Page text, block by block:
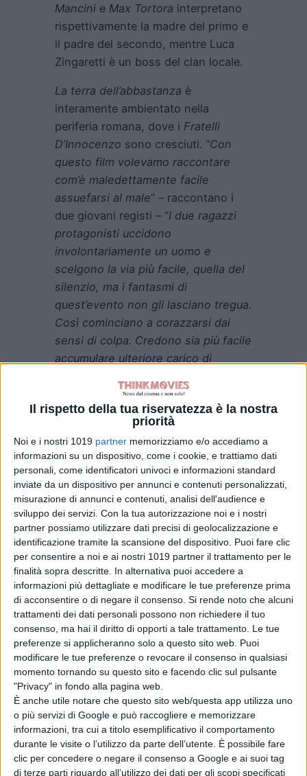
Il rispetto della tua riservatezza è la nostra
priorità
Noi e i nostri 1019 partner memorizziamo e/o accediamo a
informazioni su un dispositivo, come i cookie, e trattiamo dati
personali, come identificatori univoci e informazioni standard
inviate da un dispositivo per annunci e contenuti personalizzati,
misurazione di annunci e contenuti, analisi dell'audience e
sviluppo dei servizi. Con la tua autorizzazione noi e i nostri
partner possiamo utilizzare dati precisi di geolocalizzazione e
identificazione tramite la scansione del dispositivo. Puoi fare clic
per consentire a noi e ai nostri 1019 partner il trattamento per le
finalità sopra descritte. In alternativa puoi accedere a
informazioni più dettagliate e modificare le tue preferenze prima
di acconsentire o di negare il consenso. Si rende noto che alcuni
trattamenti dei dati personali possono non richiedere il tuo
consenso, ma hai il diritto di opporti a tale trattamento. Le tue
preferenze si applicheranno solo a questo sito web. Puoi
modificare le tue preferenze o revocare il consenso in qualsiasi
momento tornando su questo sito e facendo clic sul pulsante
"Privacy" in fondo alla pagina web.
È anche utile notare che questo sito web/questa app utilizza uno
o più servizi di Google e può raccogliere e memorizzare
informazioni, tra cui a titolo esemplificativo il comportamento
durante le visite o l’utilizzo da parte dell’utente. È possibile fare
clic per concedere o negare il consenso a Google e ai suoi tag
di terze parti riguardo all’utilizzo dei dati per gli scopi specificati
Mancini e Max Tortora interpretano
rispettivamente la madre del primo e
il padre del secondo, mentre Luca
Zingaretti è un boss del clan locale.
La terra dell’abbastanza è
interamente ambientato nella
periferia romana, dove i Fratelli
D’Innocenzo sono cresciuti. “Con
questo film volevamo raccontare
com’è maledettamente facile
assuefarsi al male” – raccontano i
due giovani registi – “I due ragazzi
protagonisti uccidono
involontariamente un uomo e
scelgono la via più facile, quella del
silenzio, ma i fantasmi di
quest’evento non gli lasciano tregua.
Così cominciano a corazzarsi dai
sensi di colpa. Credono sia più facile
accumulare ulteriore carico di
ripulirsi da quanto è accaduto.
Quando si apre lo spiraglio
dell’attività criminale vedono
miracolosamente concretizzarsi la
pista alternativa della quale credono
di avere bisogno: abituarsi al male.
Al punto da non sentire più niente,
coscienza compresa”.
MirkoeManolosono due bravi
ragazzi della periferia di Roma, fino
al momento in cui guidando a tarda
notte investono un uomo e decidono
di scappare. La tragedia si trasforma
in un apparente colpo di fortuna:
l’uomo che hanno ucciso è un
pentito di un clan criminale di zona e
facendolo fuori i due giovani si sono
guadagnati un ruolo, il rispetto e il
denaro che non hanno mai avuto.
La terra dell’abbastanzaè distribuito
da Adler Entertainment e prodotto